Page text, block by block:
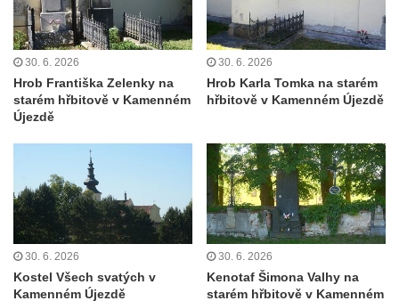
Kenotaf Emila Posselta na hřbitově v
Krásné u Pěnčína
Kenotaf Edmunda Andera na hřbitově v
Krásné u Pěnčína
Kenotaf Franze Ruseho na hřbitově v
Teplicích nad Metují
Pomník obětem 2. světové války na hřbitově
v Teplicích nad Metují
Hoře
30. 6. 2026
Hrob Františka Zelenky na
starém hřbitově v Kamenném
Újezdě
30. 6. 2026
Hrob Karla Tomka na starém
hřbitově v Kamenném Újezdě
30. 6. 2026
Kostel Všech svatých v
Kamenném Újezdě
30. 6. 2026
Kenotaf Šimona Valhy na
starém hřbitově v Kamenném